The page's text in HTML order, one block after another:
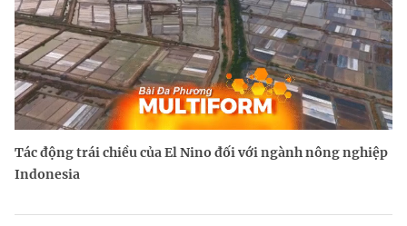
Tác động trái chiều của El Nino đối với ngành nông nghiệp
Indonesia